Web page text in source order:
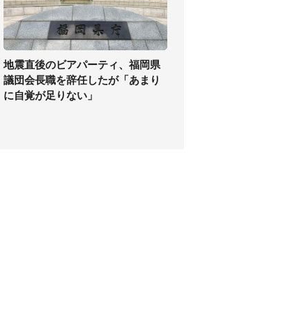
地震直後のビアパーティ、福岡県
議団会長職を辞任したが「あまり
に自覚が足りない」